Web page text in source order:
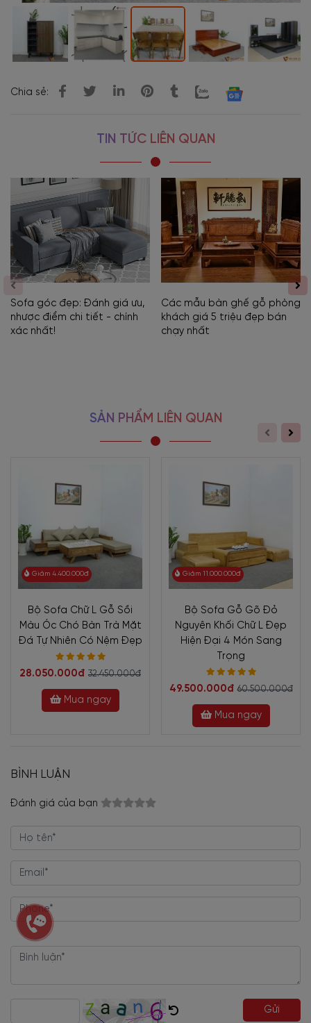
Chia sẻ:
TIN TỨC LIÊN QUAN
Sofa góc đẹp: Đánh giá ưu,
nhược điểm chi tiết - chính
xác nhất!
Các mẫu bàn ghế gỗ phòng
khách giá 5 triệu đẹp bán
chạy nhất
SẢN PHẨM LIÊN QUAN
Giảm 4.400.000đ
Bộ Sofa Chữ L Gỗ Sồi
Màu Óc Chó Bàn Trà Mặt
Đá Tự Nhiên Có Nệm Đẹp
28.050.000đ 32.450.000đ
Mua ngay
Giảm 11.000.000đ
Bộ Sofa Gỗ Gõ Đỏ
Nguyên Khối Chữ L Đẹp
Hiện Đại 4 Món Sang
Trọng
49.500.000đ 60.500.000đ
Mua ngay
BÌNH LUẬN
Đánh giá của bạn
Gửi